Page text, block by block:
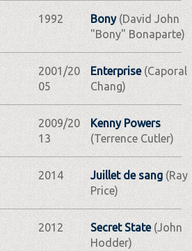
1992 Bony(David John
"Bony" Bonaparte)
2001/20
05
Enterprise(Caporal
Chang)
2009/20
13
Kenny Powers
(Terrence Cutler)
2014 Juillet de sang(Ray
Price)
2012 Secret State(John
Hodder)